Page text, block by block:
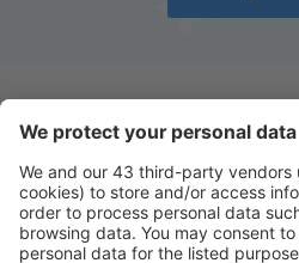
Descarga nuestra